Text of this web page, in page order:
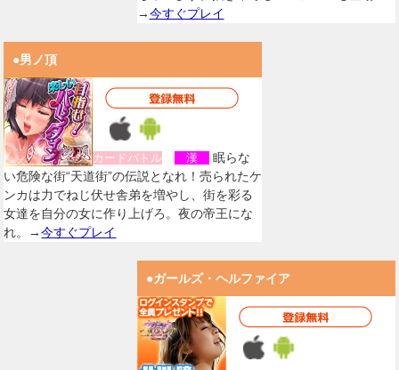
→今すぐプレイ
●男ノ頂
カードバトル 漢
眠らな
い危険な街“天道街”の伝説となれ！売られたケ
ンカは力でねじ伏せ舎弟を増やし、街を彩る
女達を自分の女に作り上げろ。夜の帝王にな
れ。→今すぐプレイ
●ガールズ・ヘルファイア